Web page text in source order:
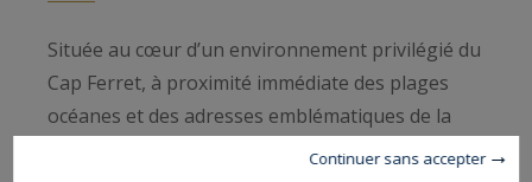
Située au cœur d’un environnement privilégié du
Cap Ferret, à proximité immédiate des plages
océanes et des adresses emblématiques de la
Presqu’île, cette villa familiale d’environ 130 m²
Continuer sans accepter